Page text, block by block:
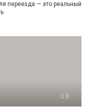
переезда — это реальный
0